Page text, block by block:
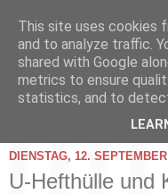
DIENSTAG, 12.
U-Hefthülle und
This site uses cookies
and to analyze traffic.
shared with Google
metrics to ensure
statistics, and to